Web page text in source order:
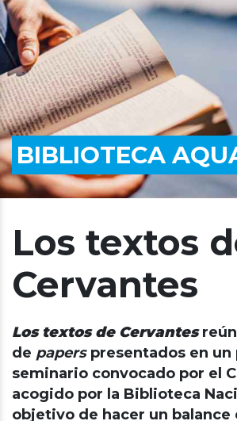
BIBLIOTECA
Los textos
Cervantes
Los textos de Cervantes
de paperspresentados en un
seminario convocado por el
acogido por la Biblioteca
objetivo de hacer un balance